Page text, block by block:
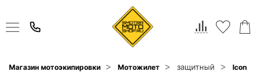
Магазин мотоэкипировки Мотожилет защитный Icon